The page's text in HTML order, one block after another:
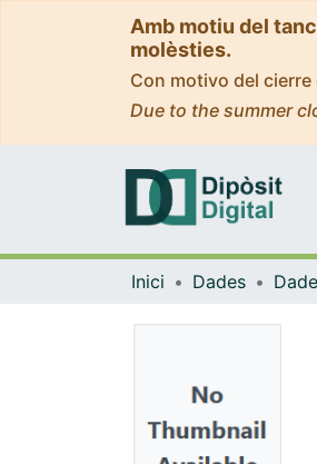
Amb motiu del
molèsties.
Con motivo del
Due to the summer
Inici Dades